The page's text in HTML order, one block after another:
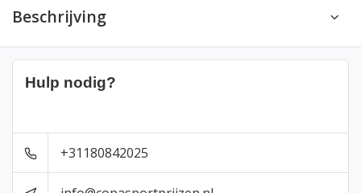
Beschrijving
Hulp nodig?
+31180842025